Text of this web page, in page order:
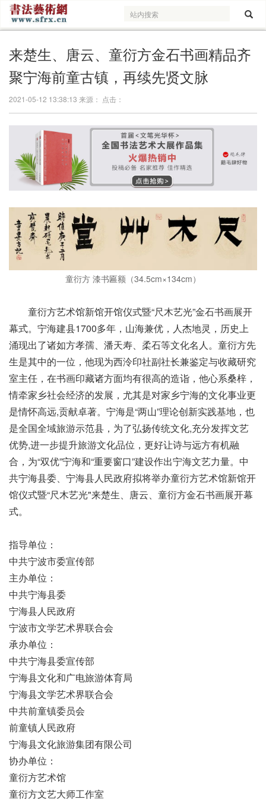
来楚生、唐云、童衍方金石书画精品齐
聚宁海前童古镇，再续先贤文脉
2021-05-12 13:38:13 来源： 点击：
童衍方 漆书匾额（34.5cm×134cm）
童衍方艺术馆新馆开馆仪式暨“尺木艺光”金石书画展开
幕式。 宁海建县1700多年，山海兼优，人杰地灵，历史上
涌现出了诸如方孝孺、潘天寿、柔石等文化名人。童衍方先
生是其中的一位，他现为西泠印社副社长兼鉴定与收藏研究
室主任，在书画印藏诸方面均有很高的造诣，他心系桑梓，
情牵家乡社会经济的发展，尤其是对家乡宁海的文化事业更
是情怀高远,贡献卓著。宁海是“两山”理论创新实践基地，也
是全国全域旅游示范县，为了弘扬传统文化,充分发挥文艺
优势,进一步提升旅游文化品位，更好让诗与远方有机融
合，为“双优”宁海和“重要窗口”建设作出宁海文艺力量。中
共宁海县委、宁海县人民政府拟将举办童衍方艺术馆新馆开
馆仪式暨“尺木艺光"来楚生、唐云、童衍方金石书画展开幕
式。
指导单位：
中共宁波市委宣传部
主办单位：
中共宁海县委
宁海县人民政府
宁波市文学艺术界联合会
承办单位：
中共宁海县委宣传部
宁海县文化和广电旅游体育局
宁海县文学艺术界联合会
中共前童镇委员会
前童镇人民政府
宁海县文化旅游集团有限公司
协办单位：
童衍方艺术馆
童衍方文艺大师工作室